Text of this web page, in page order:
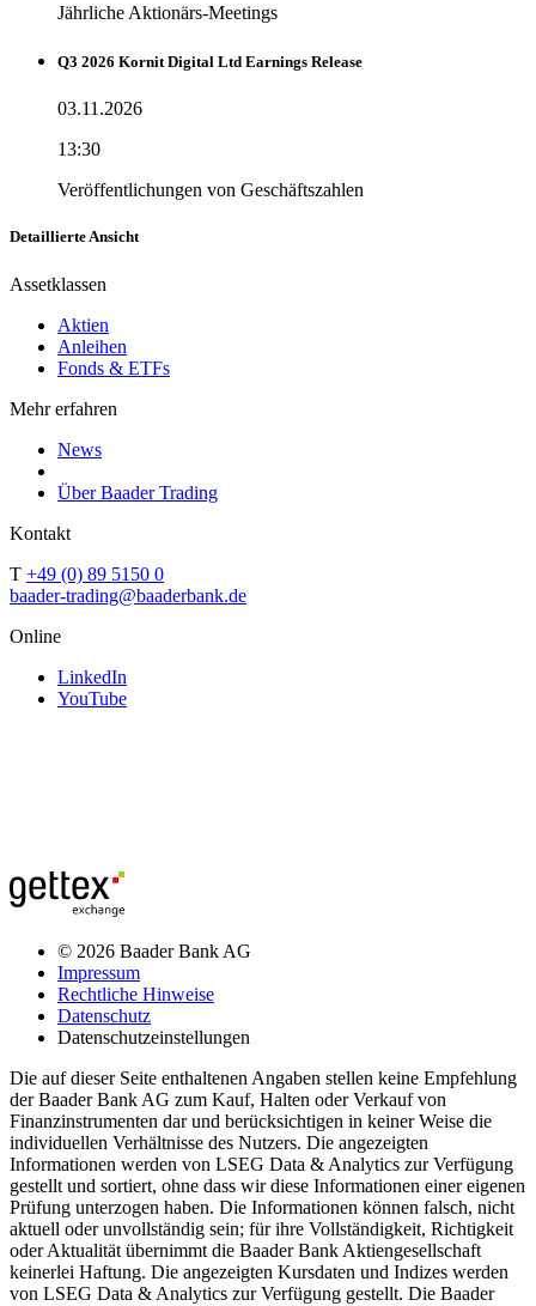
Jährliche Aktionärs-Meetings
Q3 2026 Kornit Digital Ltd Earnings Release
03.11.2026
13:30
Veröffentlichungen von Geschäftszahlen
Detaillierte Ansicht
Assetklassen
Aktien
Anleihen
Fonds & ETFs
Mehr erfahren
News
Über Baader Trading
Kontakt
T +49 (0) 89 5150 0
baader-trading@baaderbank.de
Online
LinkedIn
YouTube
© 2026 Baader Bank AG
Impressum
Rechtliche Hinweise
Datenschutz
Datenschutzeinstellungen
Die auf dieser Seite enthaltenen Angaben stellen keine Empfehlung
der Baader Bank AG zum Kauf, Halten oder Verkauf von
Finanzinstrumenten dar und berücksichtigen in keiner Weise die
individuellen Verhältnisse des Nutzers. Die angezeigten
Informationen werden von LSEG Data & Analytics zur Verfügung
gestellt und sortiert, ohne dass wir diese Informationen einer eigenen
Prüfung unterzogen haben. Die Informationen können falsch, nicht
aktuell oder unvollständig sein; für ihre Vollständigkeit, Richtigkeit
oder Aktualität übernimmt die Baader Bank Aktiengesellschaft
keinerlei Haftung. Die angezeigten Kursdaten und Indizes werden
von LSEG Data & Analytics zur Verfügung gestellt. Die Baader